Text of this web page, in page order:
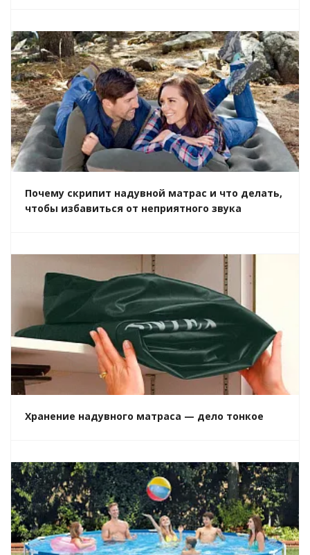
Почему скрипит надувной матрас и что делать,
чтобы избавиться от неприятного звука
Хранение надувного матраса — дело тонкое